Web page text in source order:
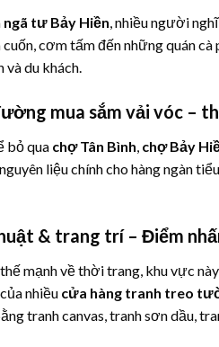
ngã tư Bảy Hiền, nhiều người
cơm tấm đến những quán
và du khách.
mua sắm vải vóc –
bỏ qua chợ Tân Bình, chợ Bảy
liệu chính cho hàng ngàn
& trang trí – Điểm
mạnh về thời trang, khu vực
nhiều cửa hàng tranh treo
tranh canvas, tranh sơn dầu,